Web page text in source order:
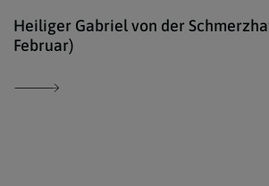
Heiliger Gabriel von der
Februar)